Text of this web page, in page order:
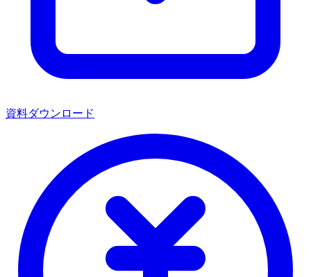
資料ダウンロード